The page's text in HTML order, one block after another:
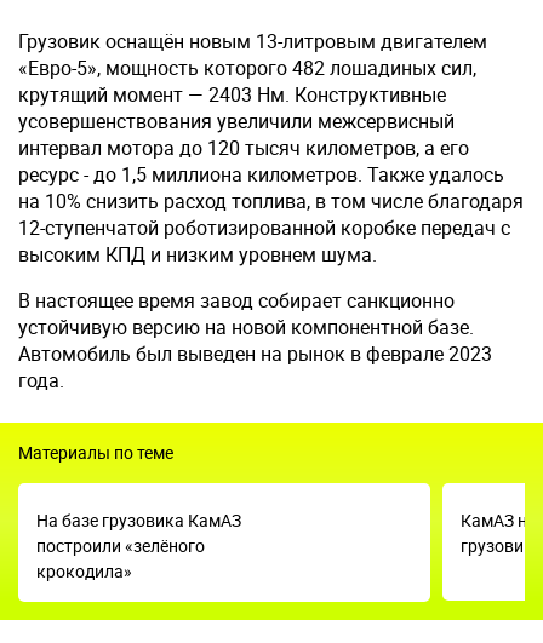
Грузовик оснащён новым 13-литровым двигателем
«Евро-5», мощность которого 482 лошадиных сил,
крутящий момент — 2403 Нм. Конструктивные
усовершенствования увеличили межсервисный
интервал мотора до 120 тысяч километров, а его
ресурс - до 1,5 миллиона километров. Также удалось
на 10% снизить расход топлива, в том числе благодаря
12-ступенчатой роботизированной коробке передач с
высоким КПД и низким уровнем шума.
В настоящее время завод собирает санкционно
устойчивую версию на новой компонентной базе.
Автомобиль был выведен на рынок в феврале 2023
года.
Материалы по теме
На базе грузовика КамАЗ
построили «зелёного
крокодила»
КамАЗ